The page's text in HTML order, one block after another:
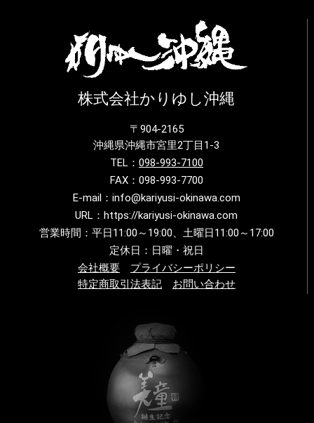
株式会社かりゆし沖縄
〒904-2165
沖縄県沖縄市宮里2丁目1-3
TEL： 098-993-7100
FAX：098-993-7700
E-mail：info@kariyusi-okinawa.com
URL：https://kariyusi-okinawa.com
営業時間：平日11:00～19:00、土曜日11:00～17:00
定休日：日曜・祝日
会社概要
プライバシーポリシー
特定商取引法表記
お問い合わせ